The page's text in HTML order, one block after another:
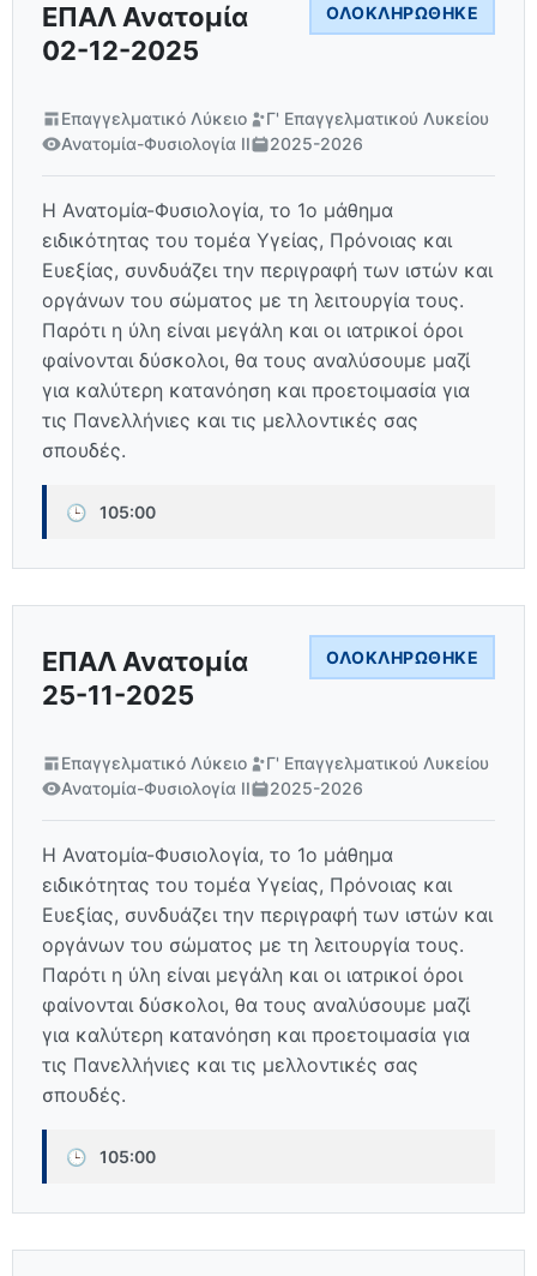
ΕΠΑΛ Ανατομία
02-12-2025
ΟΛΟΚΛΗΡΏΘΗΚΕ
Επαγγελματικό Λύκειο
Γ' Επαγγελματικού Λυκείου
Ανατομία-Φυσιολογία ΙΙ
2025-2026
Η Ανατομία-Φυσιολογία, το 1ο μάθημα
ειδικότητας του τομέα Υγείας, Πρόνοιας και
Ευεξίας, συνδυάζει την περιγραφή των ιστών και
οργάνων του σώματος με τη λειτουργία τους.
Παρότι η ύλη είναι μεγάλη και οι ιατρικοί όροι
φαίνονται δύσκολοι, θα τους αναλύσουμε μαζί
για καλύτερη κατανόηση και προετοιμασία για
τις Πανελλήνιες και τις μελλοντικές σας
σπουδές.
🕒 105:00
ΕΠΑΛ Ανατομία
25-11-2025
ΟΛΟΚΛΗΡΏΘΗΚΕ
Επαγγελματικό Λύκειο
Γ' Επαγγελματικού Λυκείου
Ανατομία-Φυσιολογία ΙΙ
2025-2026
Η Ανατομία-Φυσιολογία, το 1ο μάθημα
ειδικότητας του τομέα Υγείας, Πρόνοιας και
Ευεξίας, συνδυάζει την περιγραφή των ιστών και
οργάνων του σώματος με τη λειτουργία τους.
Παρότι η ύλη είναι μεγάλη και οι ιατρικοί όροι
φαίνονται δύσκολοι, θα τους αναλύσουμε μαζί
για καλύτερη κατανόηση και προετοιμασία για
τις Πανελλήνιες και τις μελλοντικές σας
σπουδές.
🕒 105:00